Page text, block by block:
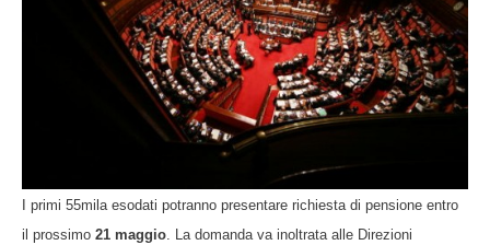
I primi 55mila esodati potranno presentare richiesta di pensione entro
il prossimo 21 maggio. La domanda va inoltrata alle Direzioni